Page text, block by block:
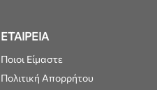
ΕΤΑΙΡΕΙΑ
Ποιοι Είμαστε
Πολιτική Απορρήτου